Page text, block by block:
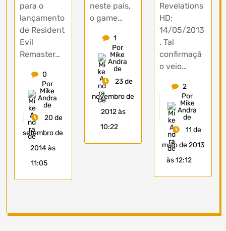
para o
lançamento
de Resident
Evil
Remaster…
0
Por
Mike
Andra
de
20 de
setembro de
2014 às
11:05
neste país,
o game…
1
Por
Mike
Andra
de
23 de
novembro de
2012 às
10:22
Revelations
HD:
14/05/2013
. Tal
confirmaçã
o veio…
2
Por
Mike
Andra
de
11 de
maio de 2013
às 12:12